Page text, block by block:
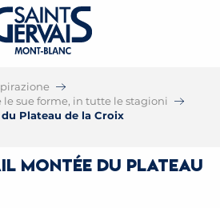
le sue forme, in tutte le stagioni
Plateau de la Croix
Montée du Plateau